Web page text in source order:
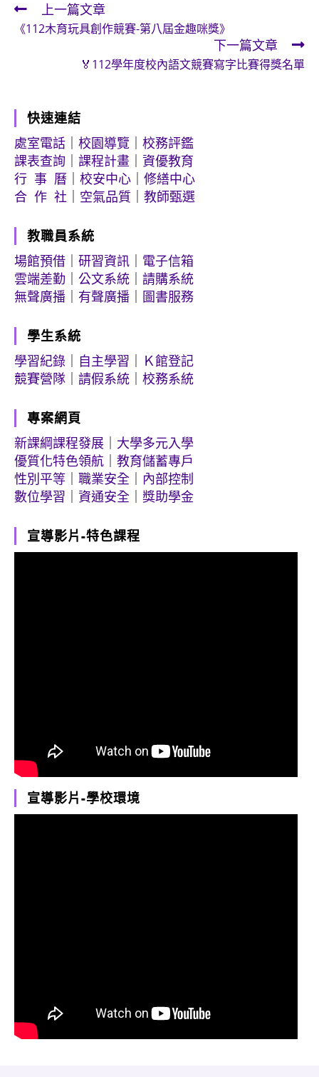
Read
more
上一篇文章
《112木育玩具創作競賽-第八屆金趣咪獎》
下一篇文章
🏅112學年度校內語文競賽寫字比賽得獎名單
快速連結
處室電話
校園導覽
校務評鑑
課表查詢
課程計畫
資優教育
行 事 曆
校安中心
修繕中心
合 作 社
空氣品質 教師甄選
教職員系統
場館預借
研習資訊
電子信箱
雲端差勤
公文系統
請購系統
無聲廣播
有聲廣播 圖書服務
學生系統
學習紀錄
自主學習
Ｋ館登記
競賽營隊
請假系統 校務系統
專案網頁
新課綱課程發展
大學多元入學
優質化特色領航
教育儲蓄專戶
性別平等
職業安全
內部控制
數位學習
資通安全 獎助學金
宣導影片-特色課程
宣導影片-學校環境